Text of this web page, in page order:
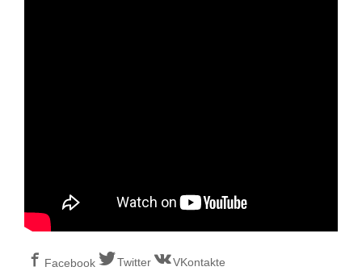
Facebook Twitter VKontakte